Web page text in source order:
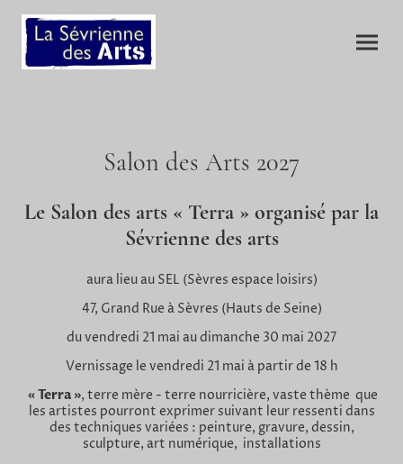
Salon des Arts 2027
Le Salon des arts « Terra » organisé par la
Sévrienne des arts
aura lieu au SEL (Sèvres espace loisirs)
47, Grand Rue à Sèvres (Hauts de Seine)
du vendredi 21 mai au dimanche 30 mai 2027
Vernissage le vendredi 21 mai à partir de 18 h
« Terra », terre mère - terre nourricière, vaste thème que
les artistes pourront exprimer suivant leur ressenti dans
des techniques variées : peinture, gravure, dessin,
sculpture, art numérique, installations